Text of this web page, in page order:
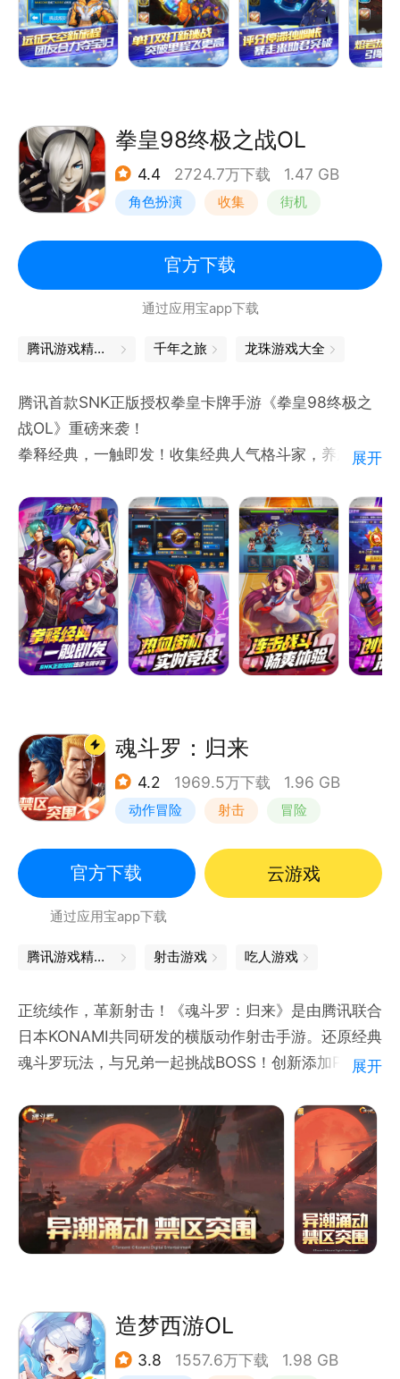
拳皇98终极之战OL
4.4 2724.7万下载 1.47 GB
角色扮演 收集 街机
拳皇
官方下载
通过应用宝app下载
腾讯游戏精品汇聚，让你畅玩不停 千年之旅 龙珠游戏大全
腾讯首款SNK正版授权拳皇卡牌手游《拳皇98终极之
战OL》重磅来袭！
拳释经典，一触即发！收集经典人气格斗家，养成最强
你带来畅爽体验。丰富的养成系统，多彩的格斗家搭
配，精准的还原度，梦回那些曾经一起经历的拳皇岁
月！
展开
魂斗罗：归来
4.2 1969.5万下载 1.96 GB
动作冒险 射击 冒险
魂斗罗
官方下载 云游戏
通过应用宝app下载
腾讯游戏精品汇聚，让你畅玩不停 射击游戏 吃人游戏
正统续作，革新射击！《魂斗罗：归来》是由腾讯联合
日本KONAMI共同研发的横版动作射击手游。还原经典
魂斗罗玩法，与兄弟一起挑战BOSS！创新添加PVP竞
战万变战场；延续经典双人模式，全民组队火力全开！
精英集结，王者归来，让我们一起战斗，并肩打通关！
展开
造梦西游OL
3.8 1557.6万下载 1.98 GB